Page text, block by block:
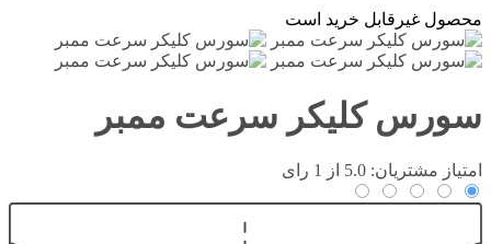
محصول غیرقابل خرید است
سورس کلیکر سرعت ممبر
امتیاز مشتریان: 5.0 از 1 رای